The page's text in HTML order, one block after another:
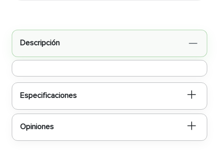
Descripción
Especificaciones
Opiniones